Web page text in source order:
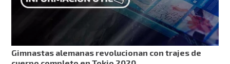
Gimnastas alemanas revolucionan con trajes de